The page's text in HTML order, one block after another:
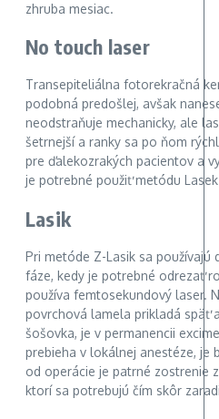
zhruba mesiac.
No touch laser
Transepiteliálna fotorekračná
podobná predošlej, avšak
neodstraňuje mechanicky, ale
šetrnejší a ranky sa po ňom
pre ďalekozrakých pacientov a
je potrebné použiť metódu
Lasik
Pri metóde Z-Lasik sa používajú
fáze, kedy je potrebné odrezať
používa femtosekundový laser.
povrchová lamela prikladá späť
šošovka, je v permanencii
prebieha v lokálnej anestéze, je
od operácie je patrné zostrenie
ktorí sa potrebujú čím skôr